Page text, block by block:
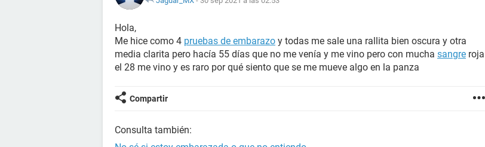
Hola,
Me hice como 4 pruebas de embarazo y todas me sale una rallita bien oscura y otra
media clarita pero hacía 55 días que no me venía y me vino pero con mucha sangre roja
el 28 me vino y es raro por qué siento que se me mueve algo en la panza
Compartir
Consulta también: